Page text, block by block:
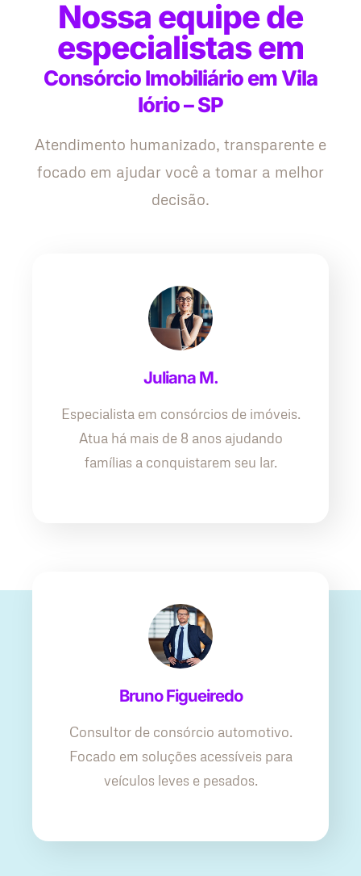
Nossa equipe de
especialistas em
Consórcio Imobiliário em Vila
Iório – SP
Atendimento humanizado, transparente e
focado em ajudar você a tomar a melhor
decisão.
Juliana M.
Especialista em consórcios de imóveis.
Atua há mais de 8 anos ajudando
famílias a conquistarem seu lar.
Bruno Figueiredo
Consultor de consórcio automotivo.
Focado em soluções acessíveis para
veículos leves e pesados.